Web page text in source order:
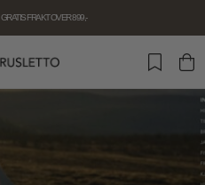
GRATIS FRAKT OVER 899,-